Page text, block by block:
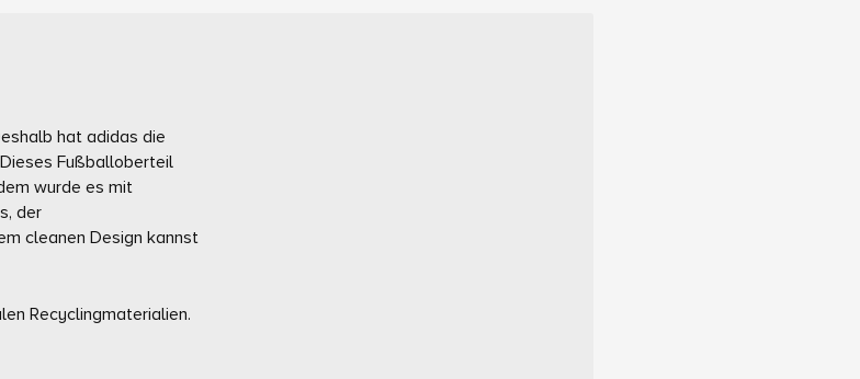
hat adidas die
Fußballoberteil
wurde es mit
der
cleanen Design kannst
Recyclingmaterialien.